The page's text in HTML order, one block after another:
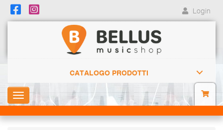
Login
CATALOGO PRODOTTI
Toggle
navigation